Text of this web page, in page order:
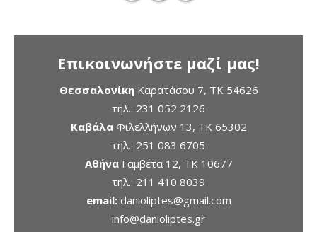
Επικοινωνήστε μαζί μας!
ΘεσσαλονίκηΚαρατάσου 7, TK 54626
τηλ.: 231 052 2126
ΚαβάλαΦιλελλήνων 13, ΤΚ 65302
τηλ.: 251 083 6705
ΑθήναΓαμβέτα 12, ΤΚ 10677
τηλ.: 211 410 8039
email: danioliptes@gmail.com
info@danioliptes.gr